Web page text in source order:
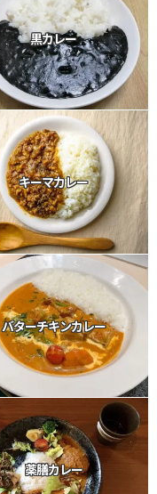
黒カレー
キーマカレー
バターチキンカレー
薬膳カレー